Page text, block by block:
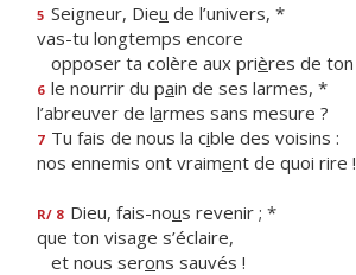
5 Seigneur, Dieu de l’univers, *
vas-tu longtemps encore
opposer ta colère aux prières de
6 le nourrir du pain de ses larmes, *
l’abreuver de larmes sans mesure ?
7 Tu fais de nous la cible des voisins :
nos ennemis ont vraiment de quoi rire !
R/ 8 Dieu, fais-nous revenir ; *
que ton visage s’éclaire,
et nous serons sauvés !